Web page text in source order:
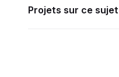
Projets sur ce sujet